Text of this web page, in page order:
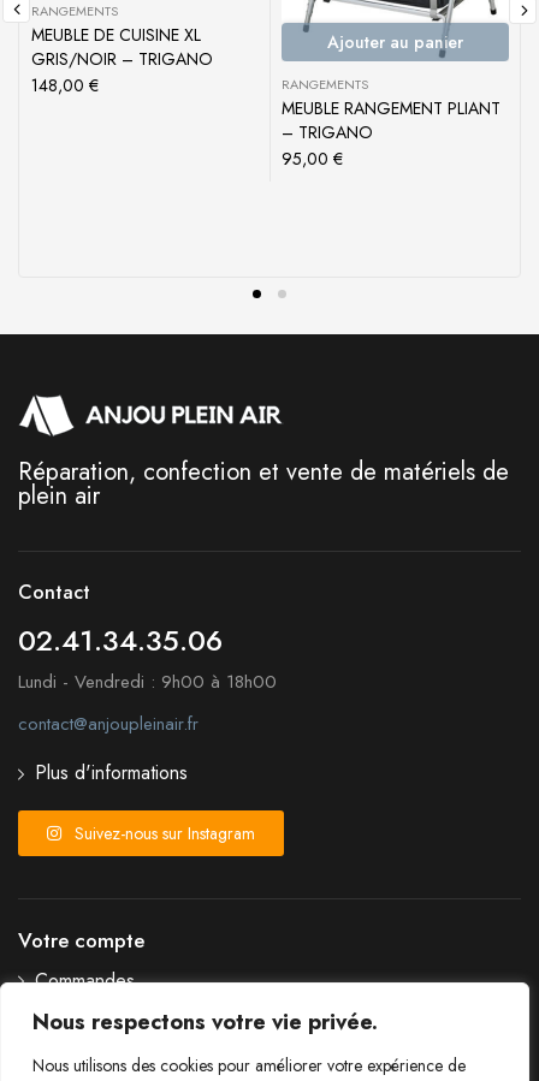
Nous respectons votre vie privée.
Nous utilisons des cookies pour améliorer votre expérience de
RANGEMENTS
MEUBLE DE CUISINE XL
GRIS/NOIR – TRIGANO
148,00 €
Ajouter au panier
RANGEMENTS
MEUBLE RANGEMENT PLIANT
– TRIGANO
95,00 €
Réparation, confection et vente de matériels de
plein air
Contact
02.41.34.35.06
Lundi - Vendredi : 9h00 à 18h00
contact@anjoupleinair.fr
Plus d'informations
Suivez-nous sur Instagram
Votre compte
Commandes
Détails du compte